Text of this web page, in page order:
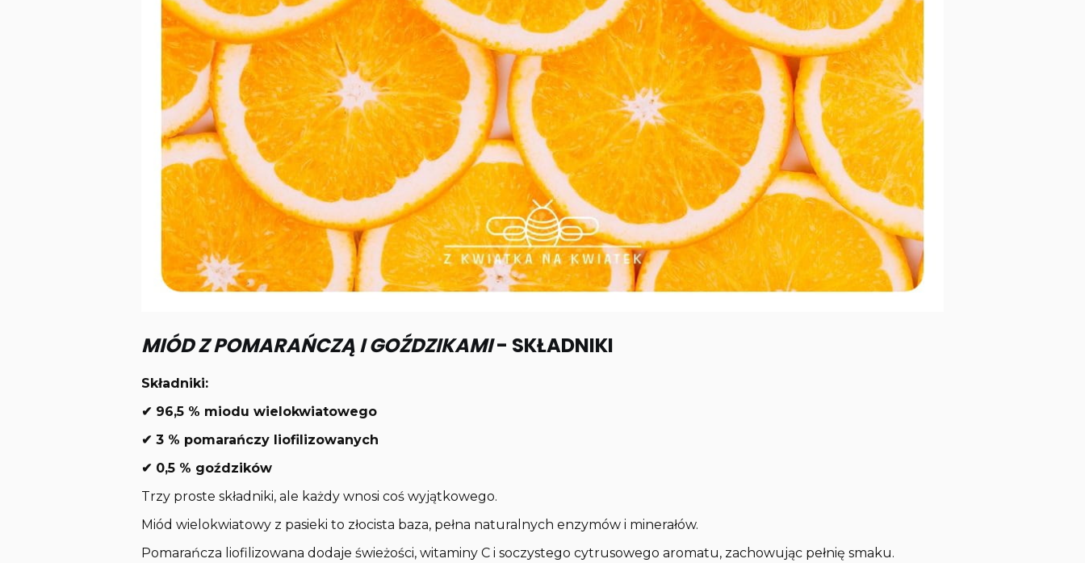
MIÓD Z POMARAŃCZĄ I GOŹDZIKAMI- SKŁADNIKI
Składniki:
✔ 96,5 % miodu wielokwiatowego
✔ 3 % pomarańczy liofilizowanych
✔ 0,5 % goździków
Trzy proste składniki, ale każdy wnosi coś wyjątkowego.
Miód wielokwiatowy z pasieki to złocista baza, pełna naturalnych enzymów i minerałów.
Pomarańcza liofilizowana dodaje świeżości, witaminy C i soczystego cytrusowego aromatu, zachowując pełnię smaku.